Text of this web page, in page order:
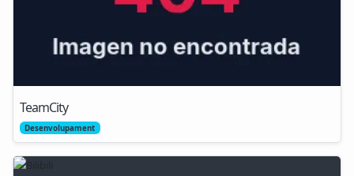
TeamCity
Desenvolupament